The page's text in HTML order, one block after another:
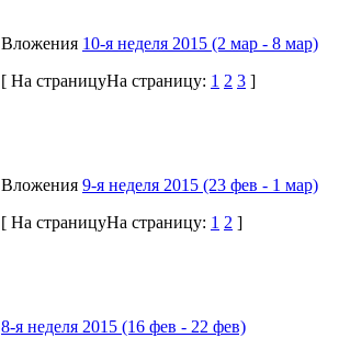
Вложения 10-я неделя 2015 (2 мар - 8 мар)
[ На страницуНа страницу: 1 2 3 ]
Вложения 9-я неделя 2015 (23 фев - 1 мар)
[ На страницуНа страницу: 1 2 ]
8-я неделя 2015 (16 фев - 22 фев)